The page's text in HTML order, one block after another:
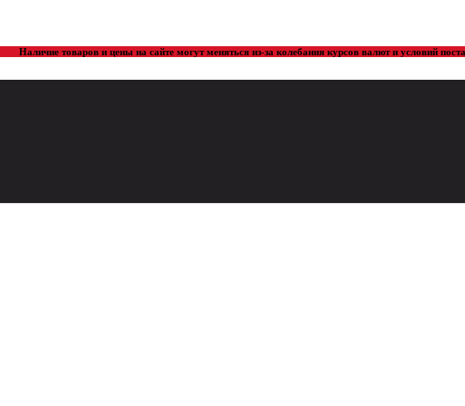
Наличие товаров и цены на сайте могут меняться из-за колебания курсов валют и условий